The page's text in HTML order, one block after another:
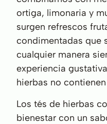
ortiga, limonaria y
surgen refrescos
condimentadas que
cualquier manera
experiencia
hierbas no
Los tés de hierbas
bienestar con un